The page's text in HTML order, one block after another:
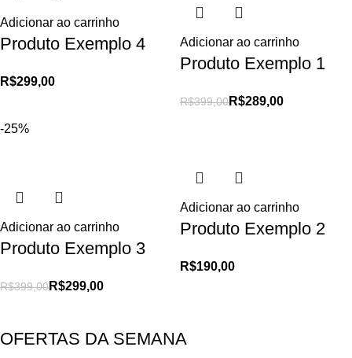
Adicionar ao carrinho
Produto Exemplo 4
R$299,00
Adicionar ao carrinho
Produto Exemplo 1
R$399,00R$289,00
-25%
Adicionar ao carrinho
Produto Exemplo 3
R$399,00R$299,00
Adicionar ao carrinho
Produto Exemplo 2
R$190,00
OFERTAS DA SEMANA